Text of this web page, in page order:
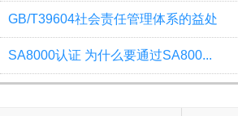
GB/T39604社会责任管理体系的益处
SA8000认证 为什么要通过SA800...